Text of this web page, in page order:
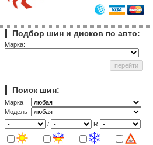
Подбор шин и дисков по авто:
Марка:
Поиск шин:
Марка
Модель
/
R